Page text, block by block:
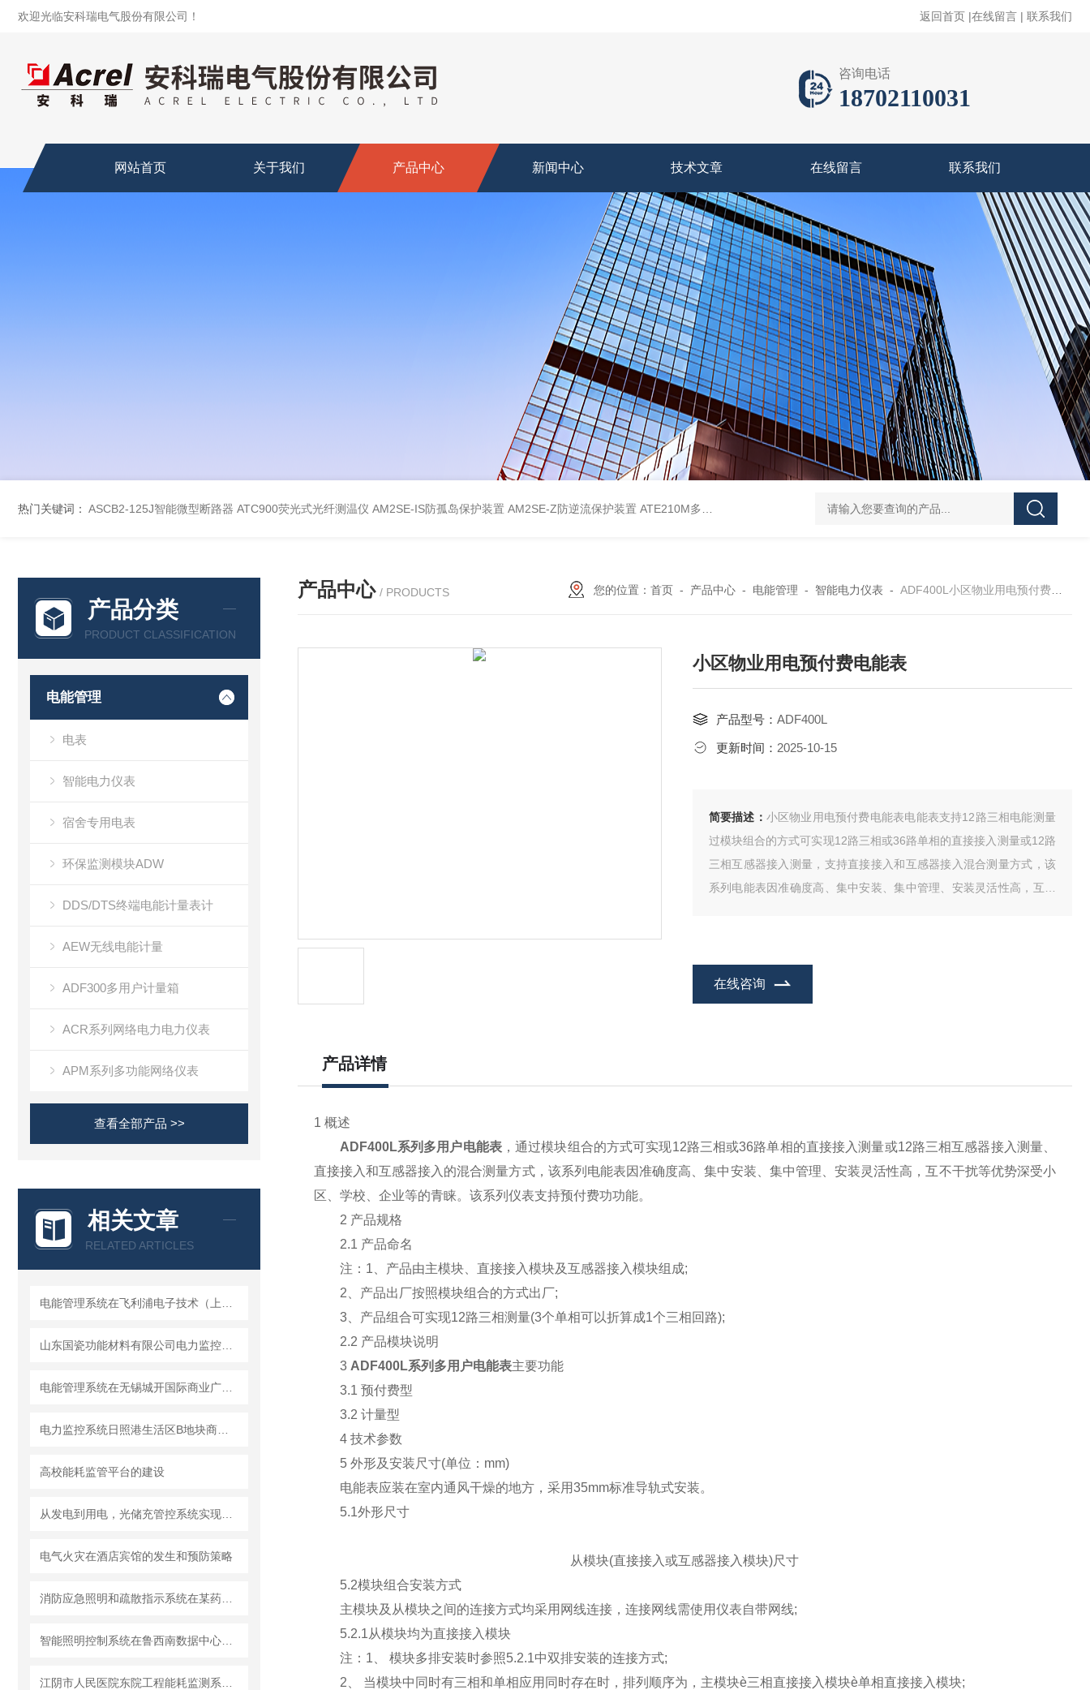
欢迎光临安科瑞电气股份有限公司！ 返回首页 |在线留言 | 联系我们
咨询电话
18702110031
网站首页 关于我们 产品中心 新闻中心 技术文章 在线留言 联系我们
热门关键词： ASCB2-125J智能微型断路器 ATC900荧光式光纤测温仪 AM2SE-IS防孤岛保护装置 AM2SE-Z防逆流保护装置 ATE210M多回路复合型温度传感器 ATE210S单回路复合型温度传感器 DJSF1352-D-
产品分类
PRODUCT CLASSIFICATION
电能管理
电表
智能电力仪表
宿舍专用电表
环保监测模块ADW
DDS/DTS终端电能计量表计
AEW无线电能计量
ADF300多用户计量箱
ACR系列网络电力电力仪表
APM系列多功能网络仪表
查看全部产品 >>
相关文章
RELATED ARTICLES
高校能耗监管平台的建设
电气火灾在酒店宾馆的发生和预防策略
产品中心 / PRODUCTS 您的位置： 首页- 产品中心- 电能管理 - 智能电力仪表 - ADF400L小区物业用电预付费电能表
小区物业用电预付费电能表
产品型号： ADF400L
更新时间： 2025-10-15
简要描述： 小区物业用电预付费电能表电能表支持12路三相电能测量
过模块组合的方式可实现12路三相或36路单相的直接接入测量或12路
三相互感器接入测量，支持直接接入和互感器接入混合测量方式，该
系列电能表因准确度高、集中安装、集中管理、安装灵活性高，互不
在线咨询
产品详情
1 概述
ADF400L系列多用户电能表，通过模块组合的方式可实现12路三相或36路单相的直接接入测量或12路三相互感器接入测量、
直接接入和互感器接入的混合测量方式，该系列电能表因准确度高、集中安装、集中管理、安装灵活性高，互不干扰等优势深受小
区、学校、企业等的青睐。该系列仪表支持预付费功功能。
2 产品规格
2.1 产品命名
注：1、产品由主模块、直接接入模块及互感器接入模块组成;
2、产品出厂按照模块组合的方式出厂;
3、产品组合可实现12路三相测量(3个单相可以折算成1个三相回路);
2.2 产品模块说明
3 ADF400L系列多用户电能表主要功能
3.1 预付费型
3.2 计量型
4 技术参数
5 外形及安装尺寸(单位：mm)
电能表应装在室内通风干燥的地方，采用35mm标准导轨式安装。
5.1外形尺寸
从模块(直接接入或互感器接入模块)尺寸
5.2模块组合安装方式
主模块及从模块之间的连接方式均采用网线连接，连接网线需使用仪表自带网线;
5.2.1从模块均为直接接入模块
注：1、 模块多排安装时参照5.2.1中双排安装的连接方式;
2、 当模块中同时有三相和单相应用同时存在时，排列顺序为，主模块è三相直接接入模块è单相直接接入模块;